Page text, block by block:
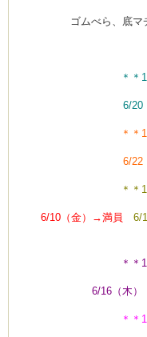
ゴムべら、底
＊＊
6/20
＊＊
6/22
＊＊
6/10（金）→満員 6/
＊＊
6/16（木
＊＊